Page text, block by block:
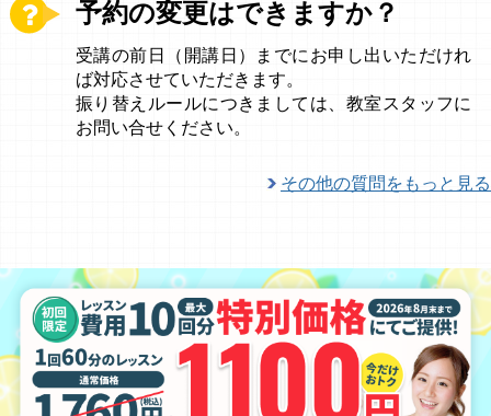
予約の変更はできますか？
受講の前日（開講日）までにお申し出いただけれ
ば対応させていただきます。
振り替えルールにつきましては、教室スタッフに
お問い合せください。
その他の質問をもっと見る